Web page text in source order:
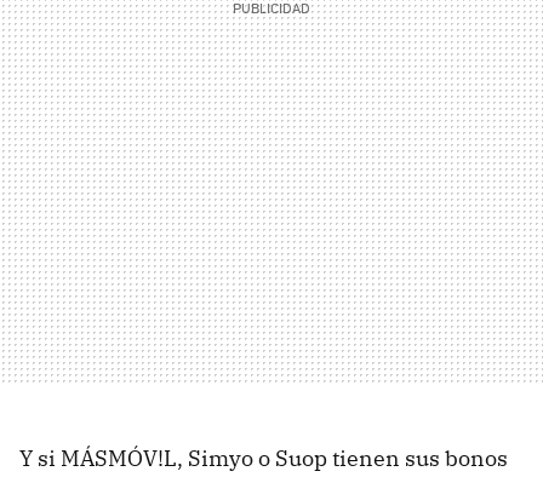
Y si MÁSMÓV!L, Simyo o Suop tienen sus bonos